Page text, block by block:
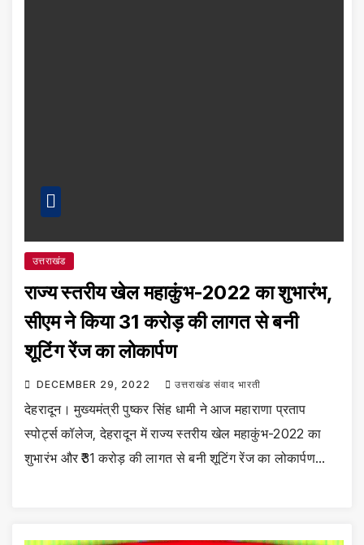
उत्तराखंड
राज्य स्तरीय खेल महाकुंभ-2022 का शुभारंभ,
सीएम ने किया ₹31 करोड़ की लागत से बनी
शूटिंग रेंज का लोकार्पण
DECEMBER 29, 2022 उत्तराखंड संवाद भारती
देहरादून। मुख्यमंत्री पुष्कर सिंह धामी ने आज महाराणा प्रताप
स्पोर्ट्स कॉलेज, देहरादून में राज्य स्तरीय खेल महाकुंभ-2022 का
शुभारंभ और ₹31 करोड़ की लागत से बनी शूटिंग रेंज का लोकार्पण…